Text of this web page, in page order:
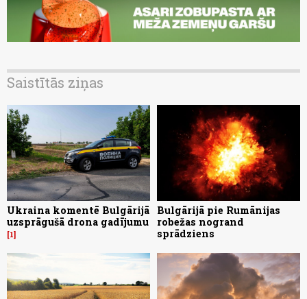
Saistītās ziņas
Ukraina komentē Bulgārijā
uzsprāgušā drona gadījumu
1
Bulgārijā pie Rumānijas
robežas nogrand
sprādziens